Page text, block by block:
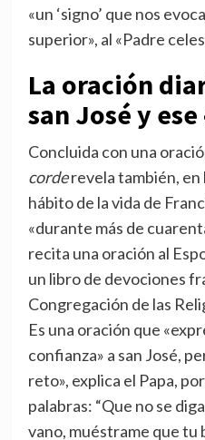
«un ‘signo’ que nos
superior», al «Padre
La oración
san José y
Concluida con una
corderevela también, en
hábito de la vida de
«durante más de
recita una oración al
un libro de devociones
Congregación de las
Es una oración que
confianza» a san José,
reto», explica el Papa,
palabras: “Que no se
vano, muéstrame que tu